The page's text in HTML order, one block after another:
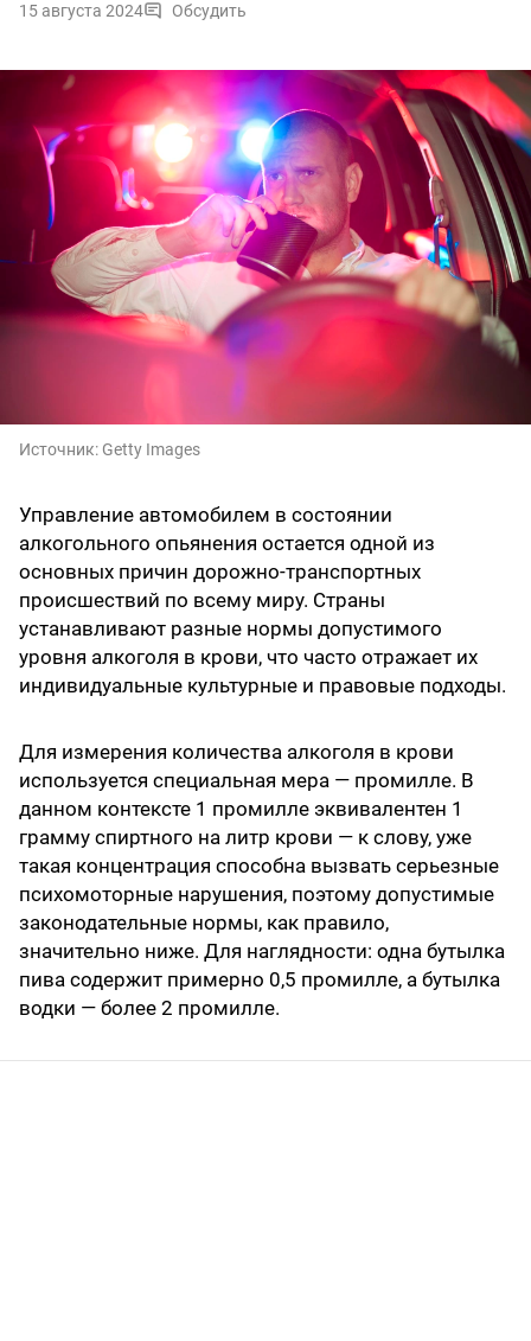
15 августа 2024 Обсудить
Источник: Getty Images
Управление автомобилем в состоянии
алкогольного опьянения остается одной из
основных причин дорожно-транспортных
происшествий по всему миру. Страны
устанавливают разные нормы допустимого
уровня алкоголя в крови, что часто отражает их
индивидуальные культурные и правовые подходы.
Для измерения количества алкоголя в крови
используется специальная мера — промилле. В
данном контексте 1 промилле эквивалентен 1
грамму спиртного на литр крови — к слову, уже
такая концентрация способна вызвать серьезные
психомоторные нарушения, поэтому допустимые
законодательные нормы, как правило,
значительно ниже. Для наглядности: одна бутылка
пива содержит примерно 0,5 промилле, а бутылка
водки — более 2 промилле.